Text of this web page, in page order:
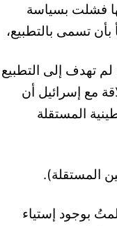
فشلت بسياسة
بأن تسمى بالتطبيع،
تهدف إلى التطبيع
مع إسرائيل أن
المستقلة
المستقلة).
بوجود إستياء